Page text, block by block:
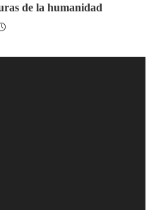
de la humanidad